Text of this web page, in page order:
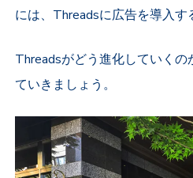
には、Threadsに広告を導入す
Threadsがどう進化していくの
ていきましょう。